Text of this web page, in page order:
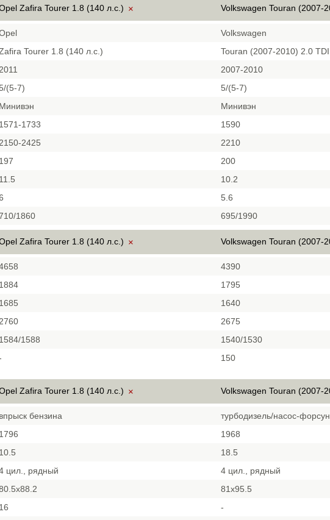
Zafira Tourer 1.8 (140 л.с.) × Volkswagen Touran (2007-
Volkswagen
Tourer 1.8 (140 л.с.)
Touran (2007-2010) 2.0 TDI
2011
2007-2010
(5-7)
5/(5-7)
Минивэн
Минивэн
1571-1733
1590
2150-2425
2210
197
200
11.5
10.2
5.6
1860 695/1990
Zafira Tourer 1.8 (140 л.с.) × Volkswagen Touran (2007-
4390
1884
1795
1685
1640
2760
2675
1584/1588
1540/1530
150
Zafira Tourer 1.8 (140 л.с.) × Volkswagen Touran (2007-
впрыск бензина
турбодизель/насос-
1796
1968
10.5
18.5
цил., рядный
4 цил., рядный
81х95.5
16
-